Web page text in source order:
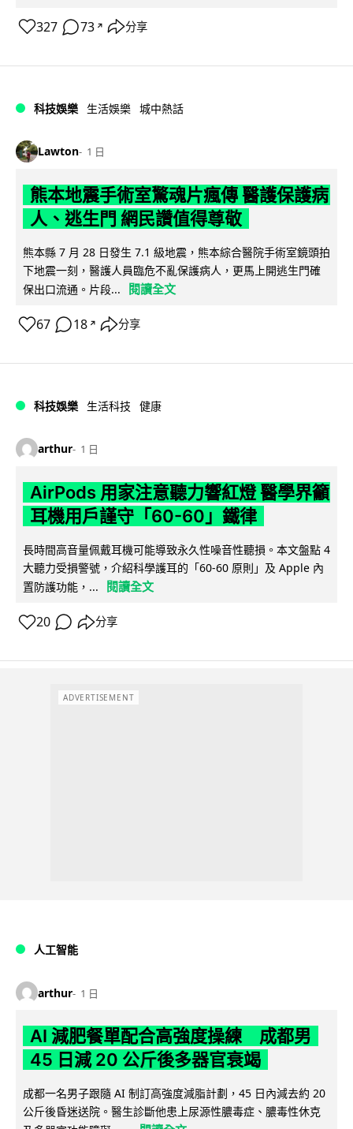
327 73 ↗ 分享
科技娛樂 生活娛樂 城中熱話
Lawton 1 日
熊本地震手術室驚魂片瘋傳 醫護保護病
人、逃生門 網民讚值得尊敬
熊本縣 7 月 28 日發生 7.1 級地震，熊本綜合醫院手術室鏡頭拍
下地震一刻，醫護人員臨危不亂保護病人，更馬上開逃生門確
保出口流通。片段...
閱讀全文
67 18 ↗ 分享
科技娛樂 生活科技 健康
arthur 1 日
AirPods 用家注意聽力響紅燈 醫學界籲
耳機用戶謹守「60-60」鐵律
長時間高音量佩戴耳機可能導致永久性噪音性聽損。本文盤點 4
大聽力受損警號，介紹科學護耳的「60-60 原則」及 Apple 內
置防護功能，...
閱讀全文
20 分享
ADVERTISEMENT
人工智能
arthur 1 日
AI 減肥餐單配合高強度操練 成都男
45 日減 20 公斤後多器官衰竭
成都一名男子跟隨 AI 制訂高強度減脂計劃，45 日內減去約 20
公斤後昏迷送院。醫生診斷他患上尿源性膿毒症、膿毒性休克